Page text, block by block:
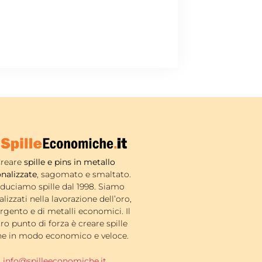
spille e pins in metallo
, sagomato e smaltato.
spille dal 1998. Siamo
nella lavorazione dell’oro,
e di metalli economici. Il
punto di forza è creare spille
in modo economico e veloce.